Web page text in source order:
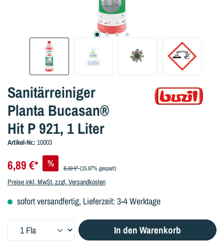
Sanitärreiniger
Planta Bucasan®
Hit P 921, 1 Liter
Artikel-Nr.: 10003
6,89 €* % 8,19 €*(15.87% gespart)
Preise inkl. MwSt. zzgl. Versandkosten
sofort versandfertig, Lieferzeit: 3-4 Werktage
Produkt Anzahl: Gib den gewünschten Wert ein oder benutze
In den Warenkorb